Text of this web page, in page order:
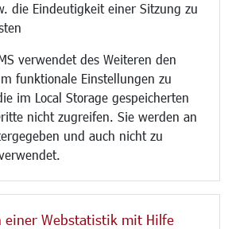
die Eindeutigkeit einer Sitzung zu
verwendet des Weiteren den
funktionale Einstellungen zu
im Local Storage gespeicherten
nicht zugreifen. Sie werden an
und auch nicht zu
einer Webstatistik mit Hilfe